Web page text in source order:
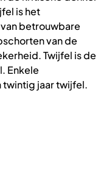
is het
betrouwbare
van de
Twijfel is de
Enkele
twintig jaar twijfel.